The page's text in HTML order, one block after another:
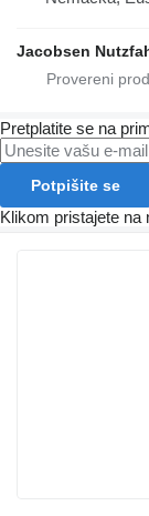
Jacobsen
Pretplatite se na
Potpišite se
Klikom pristajete na